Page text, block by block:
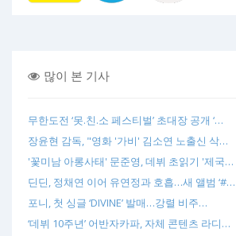
많이 본 기사
무한도전 ‘못.친.소 페스티벌’ 초대장 공개 ‘…
장윤현 감독, "영화 '가비' 김소연 노출신 삭…
'꽃미남 아롱사태' 문준영, 데뷔 초읽기 '제국…
딘딘, 정채연 이어 유연정과 호흡…새 앨범 ‘#…
포니, 첫 싱글 ‘DIVINE’ 발매…강렬 비주…
‘데뷔 10주년’ 어반자카파, 자체 콘텐츠 라디…